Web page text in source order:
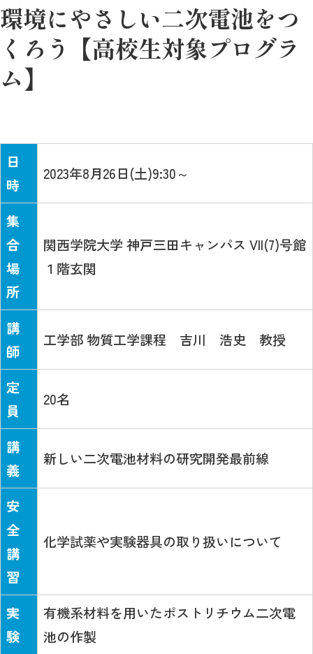
環境にやさしい二次電池をつ
くろう【高校生対象プログラ
ム】
日
時
2023年8月26日(土)9:30～
集
合
場
所
関西学院大学 神戸三田キャンパス VII(7)号館
１階玄関
講
師
工学部 物質工学課程 吉川 浩史 教授
定
員
20名
講
義
新しい二次電池材料の研究開発最前線
安
全
講
習
化学試薬や実験器具の取り扱いについて
実
験
有機系材料を用いたポストリチウム二次電
池の作製